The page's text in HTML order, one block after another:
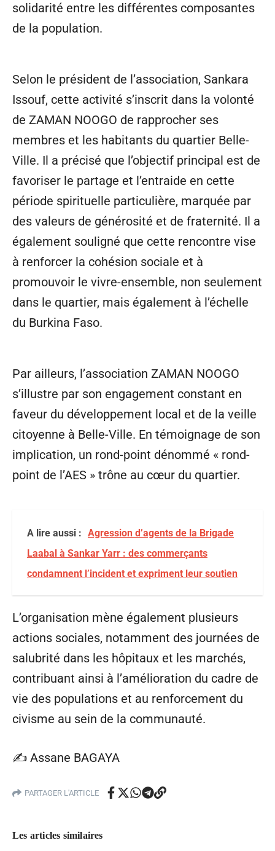
solidarité entre les différentes composantes
de la population.
Selon le président de l’association, Sankara
Issouf, cette activité s’inscrit dans la volonté
de ZAMAN NOOGO de rapprocher ses
membres et les habitants du quartier Belle-
Ville. Il a précisé que l’objectif principal est de
favoriser le partage et l’entraide en cette
période spirituelle particulière, marquée par
des valeurs de générosité et de fraternité. Il a
également souligné que cette rencontre vise
à renforcer la cohésion sociale et à
promouvoir le vivre-ensemble, non seulement
dans le quartier, mais également à l’échelle
du Burkina Faso.
Par ailleurs, l’association ZAMAN NOOGO
s’illustre par son engagement constant en
faveur du développement local et de la veille
citoyenne à Belle-Ville. En témoignage de son
implication, un rond-point dénommé « rond-
point de l’AES » trône au cœur du quartier.
A lire aussi : Agression d’agents de la Brigade
Laabal à Sankar Yarr : des commerçants
condamnent l’incident et expriment leur soutien
L’organisation mène également plusieurs
actions sociales, notamment des journées de
salubrité dans les hôpitaux et les marchés,
contribuant ainsi à l’amélioration du cadre de
vie des populations et au renforcement du
civisme au sein de la communauté.
✍️ Assane BAGAYA
PARTAGER L'ARTICLE
Les articles similaires